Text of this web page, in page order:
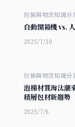
包裝與物流知識分
自動開箱機 vs.
2025/7/10
包裝與物流知識分
泡棉材質淘汰潮
積層包材新趨勢
2025/7/6